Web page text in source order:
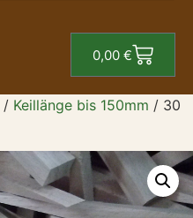
0,00 €
/ Keillänge bis 150mm / 30